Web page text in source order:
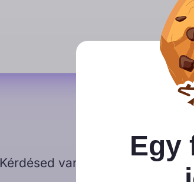
Kérdésed van?
Hívd Biankát
(hétfőtől-
Egy
Close GDPR Cookie Banner